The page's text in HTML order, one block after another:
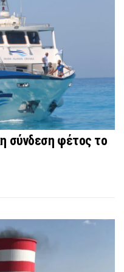
σύνδεση φέτος το